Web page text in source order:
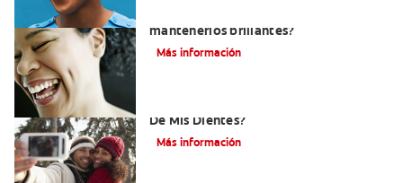
mantenerlos brillantes?
Más información
De Mis Dientes?
Más información